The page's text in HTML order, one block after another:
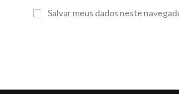
Salvar meus dados neste